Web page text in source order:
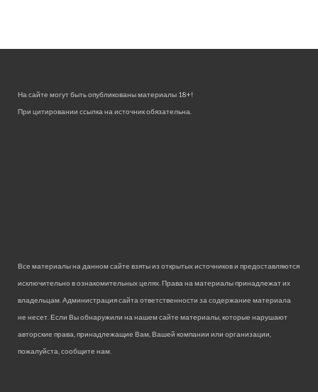
На сайте могут быть опубликованы материалы 18+!
При цитировании ссылка на источник обязательна.
Все материалы на данном сайте взяты из открытых источников и предоставляются
исключительно в ознакомительных целях. Права на материалы принадлежат их
владельцам. Администрация сайта ответственности за содержание материала
не несет. Если Вы обнаружили на нашем сайте материалы, которые нарушают
авторские права, принадлежащие Вам, Вашей компании или организации,
пожалуйста, сообщите нам.